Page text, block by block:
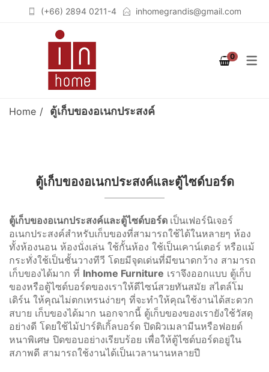
COLLECTION
STUTTGART
SOLID OAK
ROOM
เฟอร์นิเจอร์สำหรับห้องนอน
เฟอร์นิเจอร์สำหรับห้องทำงาน
PRODUCT
เตียงนอน (BEDS)
(COMPUTER STAND)
ตู้เสื้อผ้า (WARDROBES)
ชั้นวางทีวี (TV CABINETS)
ตู้เก็บของอเนกประสงค์
(SIDEBOARDS)
โต๊ะกลาง (COFFEE TABLES)
ตู้ลิ้นชัก (DRAWER CHESTS)
โต๊ะเครื่องแป้ง (DRESSING
(+66) 2894 0211-4 inhomegrandis@gmail.com
0
Home ตู้เก็บของอเนกประสงค์
ตู้เก็บของอเนกประสงค์และตู้ไซด์บอร์ด
ตู้เก็บของอเนกประสงค์และตู้ไซด์บอร์ด เป็นเฟอร์นิเจอร์
อเนกประสงค์สำหรับเก็บของที่สามารถใช้ได้ในหลายๆ ห้อง
ทั้งห้องนอน ห้องนั่งเล่น ใช้กั้นห้อง ใช้เป็นเคาน์เตอร์ หรือแม้
กระทั่งใช้เป็นชั้นวางทีวี โดยมีจุดเด่นที่มีขนาดกว้าง สามารถ
เก็บของได้มาก ที่ Inhome Furniture เราจึงออกแบบ ตู้เก็บ
ของหรือตู้ไซด์บอร์ดของเราให้ดีไซน์สวยทันสมัย สไตล์โม
เดิร์น ให้คุณไม่ตกเทรนง่ายๆ ที่จะทำให้คุณใช้งานได้สะดวก
สบาย เก็บของได้มาก นอกจากนี้ ตู้เก็บของของเรายังใช้วัสดุ
อย่างดี โดยใช้ไม้ปาร์ติเกิ้ลบอร์ด ปิดผิวเมลามีนหรือฟอยด์
หนาพิเศษ ปิดขอบอย่างเรียบร้อย เพื่อให้ตู้ไซด์บอร์ดอยู่ใน
สภาพดี สามารถใช้งานได้เป็นเวลานานหลายปี